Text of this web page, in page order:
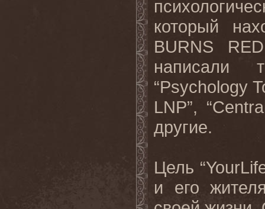
который
BURNS
написали
“Psychology
LNP”,
другие.
Цель “
и его